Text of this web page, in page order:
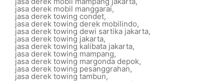
jasa derek mobil manggarai,
jasa derek towing condet,
jasa derek towing derek mobilindo,
jasa derek towing dewi sartika jakarta,
jasa derek towing jakarta,
jasa derek towing kalibata jakarta,
jasa derek towing mampang,
jasa derek towing margonda depok,
jasa derek towing pesanggrahan,
jasa derek towing tambun,